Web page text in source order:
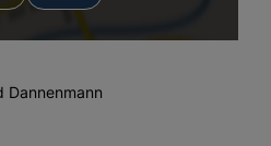
Dannenmann